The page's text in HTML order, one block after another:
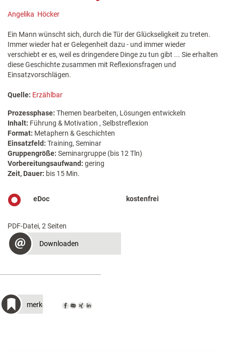
Angelika Höcker
Ein Mann wünscht sich, durch die Tür der Glückseligkeit zu treten.
Immer wieder hat er Gelegenheit dazu - und immer wieder
verschiebt er es, weil es dringendere Dinge zu tun gibt ... Sie erhalten
diese Geschichte zusammen mit Reflexionsfragen und
Einsatzvorschlägen.
Quelle: Erzählbar
Prozessphase: Themen bearbeiten, Lösungen entwickeln
Inhalt: Führung & Motivation , Selbstreflexion
Format: Metaphern & Geschichten
Einsatzfeld: Training, Seminar
Gruppengröße: Seminargruppe (bis 12 Tln)
Vorbereitungsaufwand: gering
Zeit, Dauer: bis 15 Min.
eDoc kostenfrei
PDF-Datei, 2 Seiten
Downloaden
merken